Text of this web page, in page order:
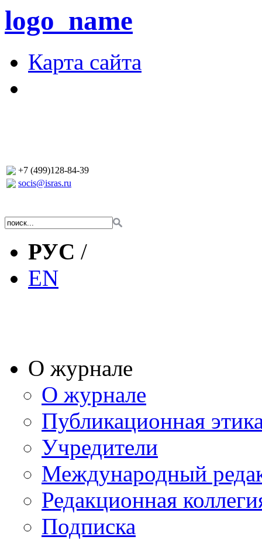
logo_name
Карта сайта
+7 (499)128-84-39
socis@isras.ru
РУС /
EN
О журнале
О журнале
Публикационная
Учредители
Международный
Редакционная
Подписка